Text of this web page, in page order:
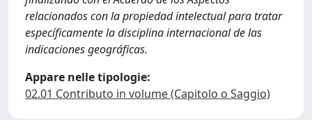
relacionados con la propiedad intelectual para tratar
específicamente la disciplina internacional de las
indicaciones geográficas.
Appare nelle tipologie:
02.01 Contributo in volume (Capitolo o Saggio)